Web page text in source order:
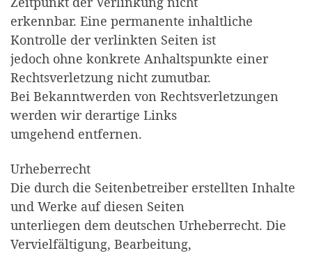
erkennbar. Eine permanente inhaltliche
Kontrolle der verlinkten Seiten ist
jedoch ohne konkrete Anhaltspunkte einer
Rechtsverletzung nicht zumutbar.
Bei Bekanntwerden von Rechtsverletzungen
werden wir derartige Links
umgehend entfernen.
Urheberrecht
Die durch die Seitenbetreiber erstellten Inhalte
und Werke auf diesen Seiten
unterliegen dem deutschen Urheberrecht. Die
Vervielfältigung, Bearbeitung,